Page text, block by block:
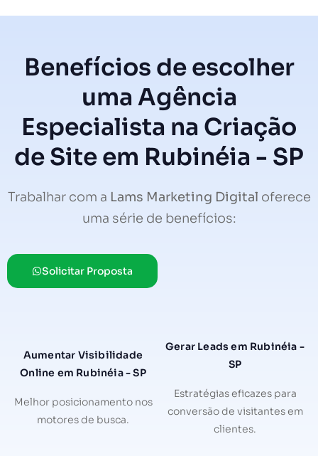
Benefícios de escolher
uma Agência
Especialista na Criação
de Site em Rubinéia - SP
Trabalhar com a Lams Marketing Digital oferece
uma série de benefícios:
Solicitar Proposta
Aumentar Visibilidade
Online em Rubinéia - SP
Melhor posicionamento nos
motores de busca.
Gerar Leads em Rubinéia -
SP
Estratégias eficazes para
conversão de visitantes em
clientes.